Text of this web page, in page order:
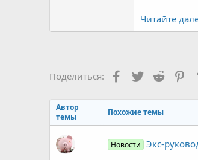
Читайте
Поделиться: Facebook
TwitterReddit
Автор
темы
Похожие темы
Новости Экс-